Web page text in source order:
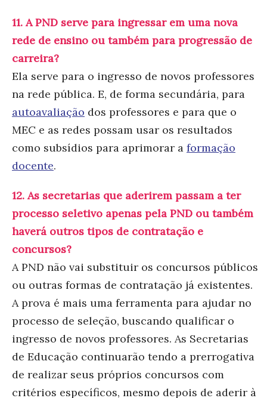
11. A PND serve para ingressar em uma nova
rede de ensino ou também para progressão de
carreira?
Ela serve para o ingresso de novos professores
na rede pública. E, de forma secundária, para
autoavaliação dos professores e para que o
MEC e as redes possam usar os resultados
como subsídios para aprimorar a formação
docente.
12. As secretarias que aderirem passam a ter
processo seletivo apenas pela PND ou também
haverá outros tipos de contratação e
concursos?
A PND não vai substituir os concursos públicos
ou outras formas de contratação já existentes.
A prova é mais uma ferramenta para ajudar no
processo de seleção, buscando qualificar o
ingresso de novos professores. As Secretarias
de Educação continuarão tendo a prerrogativa
de realizar seus próprios concursos com
critérios específicos, mesmo depois de aderir à